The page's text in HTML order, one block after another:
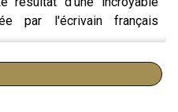
par l'écrivain français